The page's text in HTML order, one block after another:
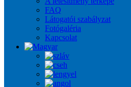
FAQ
Látogatói szabályzat
Fotógaléria
Kapcsolat